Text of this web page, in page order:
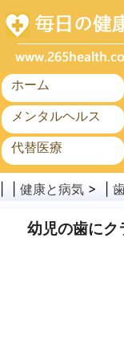
ホーム
メンタルヘルス
代替医療
がん
健康と病気 > |
幼児の歯にク